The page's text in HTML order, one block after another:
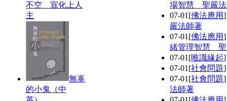
不空 宣化上人
主
無辜
的小鬼（中
場智慧 聖嚴
07-01 [佛法應用
嚴法師著
07-01 [佛法應用
緒管理智慧
07-01 [唯識緣起
07-01 [社會問題
07-01 [社會問題
法師著